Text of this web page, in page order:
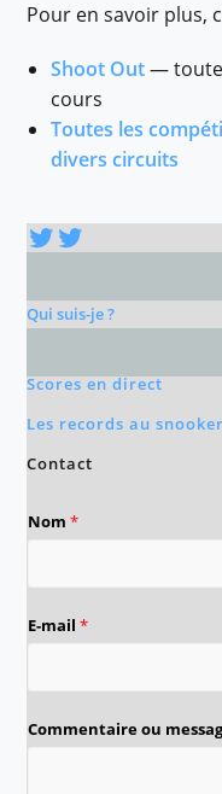
Pour en savoir plus,
Shoot Out—
cours
Toutes les
divers circuits
Twitter
Twitter
Qui suis-je ?
Scores en direct
Les records au snooker
Contact
Nom*
E-mail*
Commentaire ou